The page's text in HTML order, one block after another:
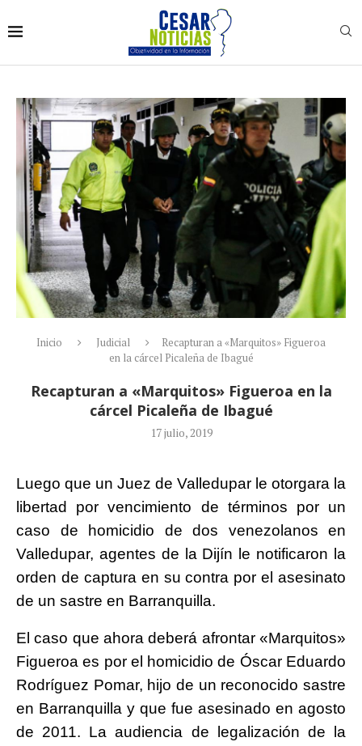
Inicio Judicial
Recapturan a «Marquitos» Figueroa
en la cárcel Picaleña de Ibagué
Recapturan a «Marquitos» Figueroa en la
cárcel Picaleña de Ibagué
17 julio, 2019
Luego que un Juez de Valledupar le otorgara la
libertad por vencimiento de términos por un
caso de homicidio de dos venezolanos en
Valledupar, agentes de la Dijín le notificaron la
orden de captura en su contra por el asesinato
de un sastre en Barranquilla.
El caso que ahora deberá afrontar «Marquitos»
Figueroa es por el homicidio de Óscar Eduardo
Rodríguez Pomar, hijo de un reconocido sastre
en Barranquilla y que fue asesinado en agosto
de 2011. La audiencia de legalización de la